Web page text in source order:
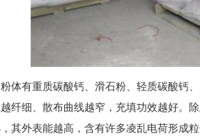
体有重质碳酸钙、滑石粉、轻质碳酸钙
纤细、散布曲线越窄，充填功效越好。
其外表能越高，含有许多凌乱电荷形成